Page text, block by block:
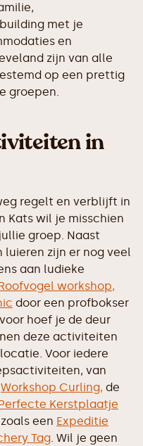
met je
en
zijn van alle
op een prettig
groepen.
in
regelt en verblijft in
Kats wil je misschien
groep. Naast
zijn er nog veel
aan ludieke
workshop,
door een profbokser
hoef je de deur
deze activiteiten
Voor iedere
van
Workshop Curling, de
Kerstplaatje
een Expeditie
Tag. Wil je geen